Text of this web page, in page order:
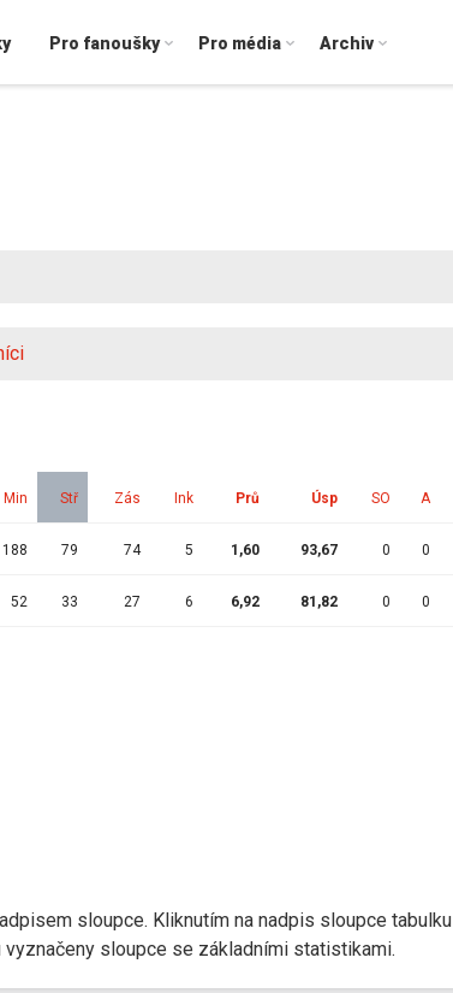
Pro fanoušky Pro média Archiv
Min Stř Zás Ink Prů Úsp SO A
188 79 74 5 1,60 93,67 0 0
52 33 27 6 6,92 81,82 0 0
sloupce. Kliknutím na nadpis sloupce tabulku
sloupce se základními statistikami.